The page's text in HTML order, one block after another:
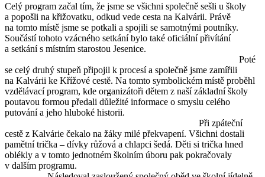
Celý program začal tím, že jsme se všichni společně sešli u školy
a popošli na křižovatku, odkud vede cesta na Kalvárii. Právě
na tomto místě jsme se potkali a spojili se samotnými poutníky.
Součástí tohoto vzácného setkání bylo také oficiální přivítání
a setkání s místním starostou Jesenice.
Poté
se celý druhý stupeň připojil k procesí a společně jsme zamířili
na Kalvárii ke Křížové cestě. Na tomto symbolickém místě proběhl
vzdělávací program, kde organizátoři dětem z naší základní školy
poutavou formou předali důležité informace o smyslu celého
putování a jeho hluboké historii.
Při zpáteční
cestě z Kalvárie čekalo na žáky milé překvapení. Všichni dostali
pamětní trička – dívky růžová a chlapci šedá. Děti si trička hned
oblékly a v tomto jednotném školním úboru pak pokračovaly
v dalším programu.